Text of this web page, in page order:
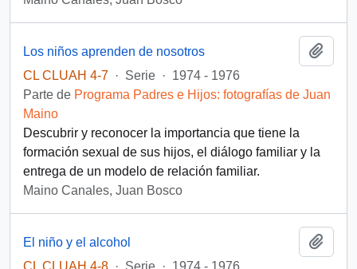
Los niños aprenden de nosotros
CL CLUAH 4-7 · Serie · 1974 - 1976
Parte de Programa Padres e Hijos: fotografías de Juan
Maino
Descubrir y reconocer la importancia que tiene la
formación sexual de sus hijos, el diálogo familiar y la
entrega de un modelo de relación familiar.
Maino Canales, Juan Bosco
El niño y el alcohol
CL CLUAH 4-8 · Serie · 1974 - 1976